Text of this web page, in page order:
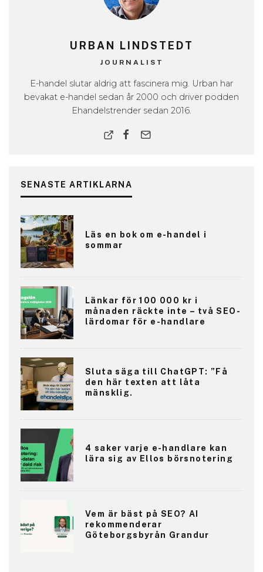
URBAN LINDSTEDT
JOURNALIST
E-handel slutar aldrig att fascinera mig. Urban har
bevakat e-handel sedan år 2000 och driver podden
Ehandelstrender sedan 2016.
SENASTE ARTIKLARNA
Läs en bok om e-handel i
sommar
Länkar för 100 000 kr i
månaden räckte inte – två SEO-
lärdomar för e-handlare
Sluta säga till ChatGPT: ”Få
den här texten att låta
mänsklig.
4 saker varje e-handlare kan
lära sig av Ellos börsnotering
Vem är bäst på SEO? AI
rekommenderar
Göteborgsbyrån Grandur